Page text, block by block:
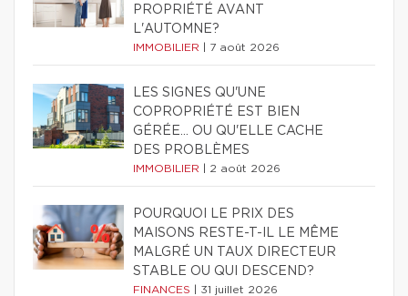
PROPRIÉTÉ AVANT
L'AUTOMNE?
IMMOBILIER 7 août 2026
LES SIGNES QU'UNE
COPROPRIÉTÉ EST BIEN
GÉRÉE… OU QU'ELLE CACHE
DES PROBLÈMES
IMMOBILIER 2 août 2026
POURQUOI LE PRIX DES
MAISONS RESTE-T-IL LE MÊME
MALGRÉ UN TAUX DIRECTEUR
STABLE OU QUI DESCEND?
FINANCES 31 juillet 2026